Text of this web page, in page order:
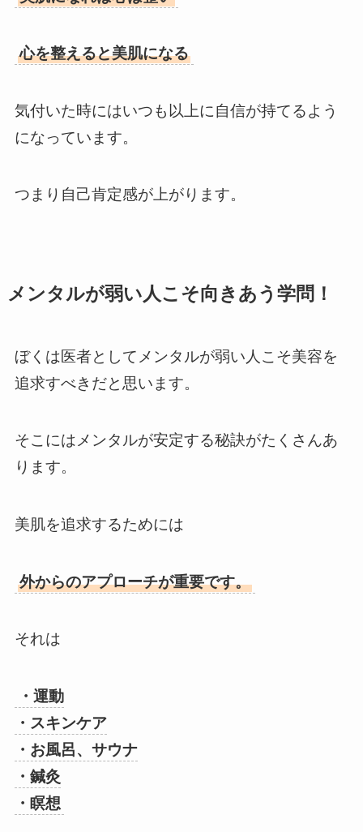
心を整えると美肌になる
気付いた時にはいつも以上に自信が持てるよう
になっています。
つまり自己肯定感が上がります。
メンタルが弱い人こそ向きあう学問！
ぼくは医者としてメンタルが弱い人こそ美容を
追求すべきだと思います。
そこにはメンタルが安定する秘訣がたくさんあ
ります。
美肌を追求するためには
外からのアプローチが重要です。
それは
・運動
・スキンケア
・お風呂、サウナ
・鍼灸
・瞑想